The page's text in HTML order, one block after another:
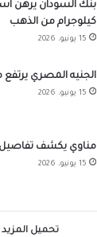
كيلوجرام من الذهب
15 يونيو، 2026
الجنيه المصري يرتفع
15 يونيو، 2026
مناوي يكشف تفاصيل
15 يونيو، 2026
تحميل المزيد